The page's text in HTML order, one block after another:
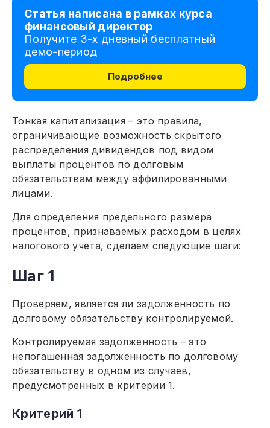
Статья написана в рамках курса
финансовый директор
Получите 3-х дневный бесплатный
демо-период
Подробнее
Тонкая капитализация – это правила,
ограничивающие возможность скрытого
распределения дивидендов под видом
выплаты процентов по долговым
обязательствам между аффилированными
лицами.
Для определения предельного размера
процентов, признаваемых расходом в целях
налогового учета, сделаем следующие шаги:
Шаг 1
Проверяем, является ли задолженность по
долговому обязательству контролируемой.
Контролируемая задолженность – это
непогашенная задолженность по долговому
обязательству в одном из случаев,
предусмотренных в критерии 1.
Критерий 1